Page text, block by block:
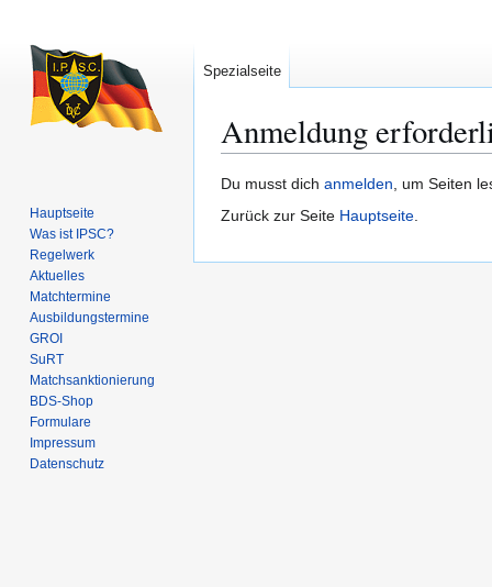
Anmeldung
Zur
Navigation
Zur
Suche
Du musst dich anmelden, um Seiten
Zurück zur Seite Hauptseite.
Spezialseite
Hauptseite
Was ist IPSC?
Regelwerk
Aktuelles
Matchtermine
Ausbildungs­termine
GROI
SuRT
Match­sanktionierung
BDS-Shop
Formulare
Impressum
Datenschutz